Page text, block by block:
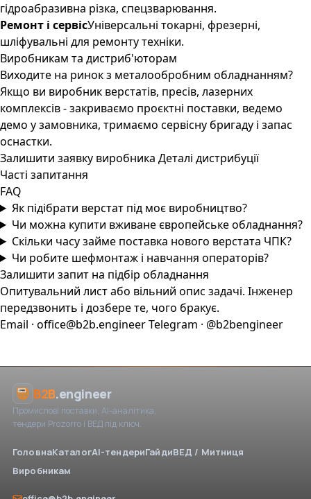
гідроабразивна різка, спецзварювання.
Ремонт і сервісУніверсальні токарні, фрезерні,
шліфувальні для ремонту техніки.
Виробникам та дистриб'юторам
Виходите на ринок з металообробним обладнанням?
Якщо ви виробник верстатів, пресів, лазерних
комплексів - закриваємо проєктні поставки, ведемо
демо у замовника, тримаємо сервісну бригаду і запас
оснастки.
Залишити заявку виробника Деталі дистрибуції
Часті запитання
FAQ
Як підібрати верстат під моє виробництво?
Чи можна купити вживане європейське обладнання?
Скільки часу займе поставка нового верстата ЧПК?
Чи робите шефмонтаж і навчання операторів?
Залишити запит на підбір обладнання
Опитувальний лист або вільний опис задачі. Інженер
передзвонить і дозбере те, чого бракує.
Email · office@b2b.engineerTelegram · @b2bengineer
B2B.engineer
Промислові поставки, AI-аналітика,
тендери Prozorro і ВЕД під ключ.
ГоловнаКаталогAI-тендериГайдиВЕД / Митниця
Виробникам